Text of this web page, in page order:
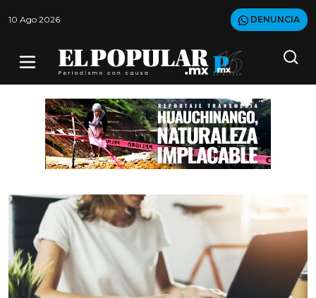
10 Ago 2026 DENUNCIA